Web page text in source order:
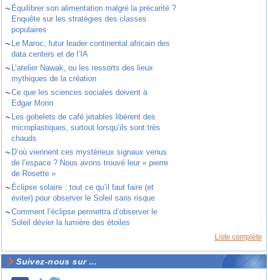
~ Équilibrer son alimentation malgré la précarité ?
Enquête sur les stratégies des classes
populaires
~ Le Maroc, futur leader continental africain des
data centers et de l’IA
~ L’atelier Nawak, ou les ressorts des lieux
mythiques de la création
~Ce que les sciences sociales doivent à
Edgar Morin
~ Les gobelets de café jetables libèrent des
microplastiques, surtout lorsqu’ils sont très
chauds
~ D’où viennent ces mystérieux signaux venus
de l’espace ? Nous avons trouvé leur « pierre
de Rosette »
~ Éclipse solaire : tout ce qu’il faut faire (et
éviter) pour observer le Soleil sans risque
~Comment l’éclipse permettra d’observer le
Soleil dévier la lumière des étoiles
Liste complète
Suivez-nous sur ...